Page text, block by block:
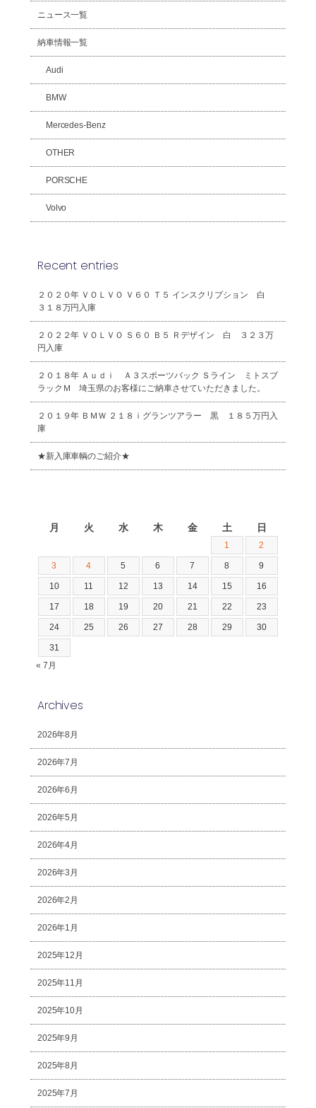
ニュース一覧
納車情報一覧
Audi
BMW
Mercedes-Benz
OTHER
PORSCHE
Volvo
Recent entries
２０２０年 ＶＯＬＶＯ Ｖ６０ Ｔ５ インスクリプション 白
３１８万円入庫
２０２２年 ＶＯＬＶＯ Ｓ６０ Ｂ５ Ｒデザイン 白 ３２３万
円入庫
２０１８年 Ａｕｄｉ Ａ３スポーツバック Ｓライン ミトスブ
ラックＭ 埼玉県のお客様にご納車させていただきました。
２０１９年 ＢＭＷ ２１８ｉグランツアラー 黒 １８５万円入
庫
★新入庫車輌のご紹介★
月 火 水 木 金 土 日
1 2
3 4 5 6 7 8 9
10 11 12 13 14 15 16
17 18 19 20 21 22 23
24 25 26 27 28 29 30
31
« 7月
Archives
2026年8月
2026年7月
2026年6月
2026年5月
2026年4月
2026年3月
2026年2月
2026年1月
2025年12月
2025年11月
2025年10月
2025年9月
2025年8月
2025年7月